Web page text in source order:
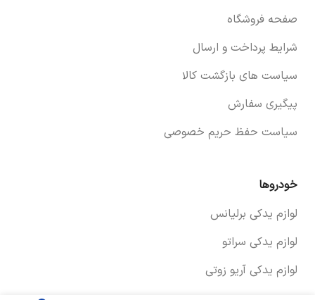
صفحه فروشگاه
شرایط پرداخت و ارسال
سیاست های بازگشت کالا
پیگیری سفارش
سیاست حفظ حریم خصوصی
خودروها
لوازم یدکی برلیانس
لوازم یدکی سراتو
لوازم یدکی آریو زوتی